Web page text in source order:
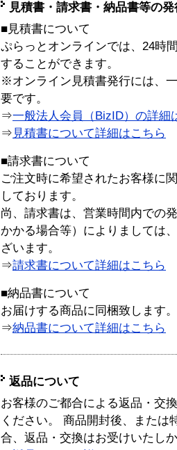
見積書・請求書・納品書等の
■見積書について
ぷらっとオンラインでは、24時
することができます。
※オンライン見積書発行には、
要です。
⇒一般法人会員（BizID）の詳細
⇒ 見積書について詳細はこちら
■請求書について
ご注文時に希望されたお客様に
しております。
尚、請求書は、営業時間内での
かかる場合等）によりましては
ざいます。
⇒請求書について詳細はこちら
■納品書について
お届けする商品に同梱致します。
⇒納品書について詳細はこちら
返品について
お客様のご都合による返品・交
ください。 商品開封後、または
合、返品・交換はお受けいたし